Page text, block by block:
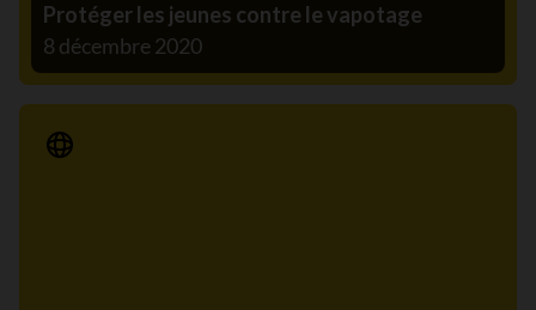
Protéger les jeunes contre le vapotage
8 décembre 2020
Communiqué de presse